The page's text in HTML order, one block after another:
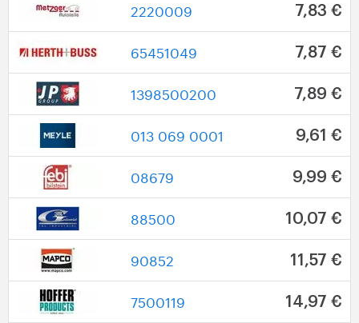
2220009 7,83 €
65451049 7,87 €
1398500200 7,89 €
013 069 0001 9,61 €
08679 9,99 €
88500 10,07 €
90852 11,57 €
7500119 14,97 €